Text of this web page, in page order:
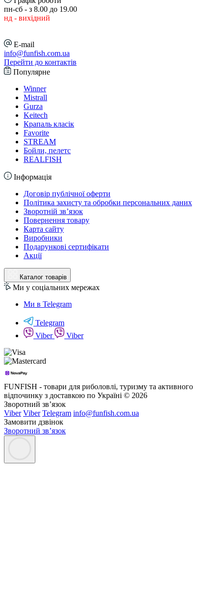
пн-сб - з 8.00 до 19.00
нд - вихідний
E-mail
info@funfish.com.ua
Перейти до контактів
Популярне
Winner
Mistrall
Gurza
Keitech
Крапаль класік
Favorite
STREAM
Бойли, пелетс
REALFISH
Інформація
Договір публічної оферти
Політика захисту та обробки персональних даних
Зворотній зв’язок
Повернення товару
Карта сайту
Виробники
Подарункові сертифікати
Акції
Каталог товарів
Ми у соціальних мережах
Ми в Telegram
Telegram
Viber
Viber
FUNFISH - товари для риболовлі, туризму та активного
відпочинку з доставкою по Україні © 2026
Зворотний зв’язок
Viber Viber Telegram info@funfish.com.ua
Замовити дзвінок
Зворотний зв’язок